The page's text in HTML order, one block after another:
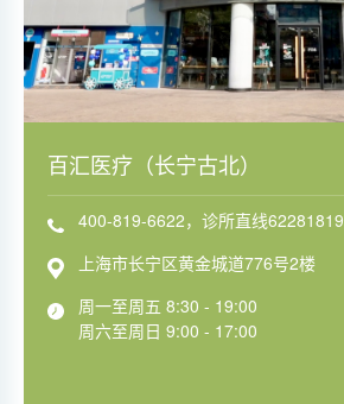
百汇医疗（长宁古北）
400-819-6622，诊所直线62281819
上海市长宁区黄金城道776号2楼
周一至周五 8:30 - 19:00
周六至周日 9:00 - 17:00